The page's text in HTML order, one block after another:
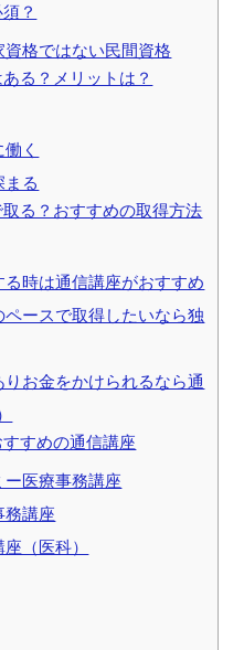
？
格ではない民間資格
る？メリットは？
く
まる
る？おすすめの取得方法
時は通信講座がおすすめ
ースで取得したいなら独
お金をかけられるなら通
すめの通信講座
ー医療事務講座
務講座
（医科）